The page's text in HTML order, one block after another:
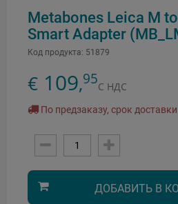
Metabones Leica M
Smart Adapter
Код продукта: 51879
€ 109,95С НДС
По предзаказу, срок доставки
ДОБАВИТЬ В